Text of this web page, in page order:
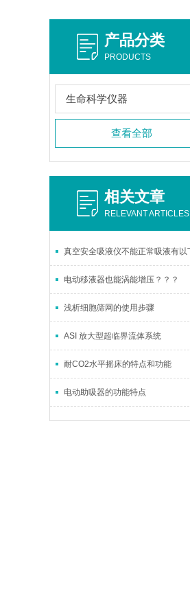
产品分类
PRODUCTS
生命科学仪器
查看全部
相关文章
RELEVANT ARTICLES
电动移液器也能涡能增压？？？
浅析细胞筛网的使用步骤
ASI 放大型超临界流体系统
耐CO2水平摇床的特点和功能
电动助吸器的功能特点